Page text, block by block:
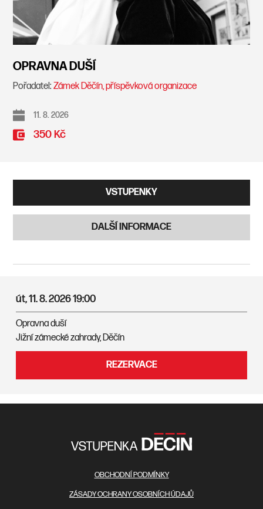
OPRAVNA DUŠÍ
Pořadatel: Zámek Děčín, příspěvková organizace
11. 8. 2026
350 Kč
VSTUPENKY
DALŠÍ INFORMACE
út, 11. 8. 202619:00
Opravna duší
Jižní zámecké zahrady, Děčín
REZERVACE
OBCHODNÍ PODMÍNKY
ZÁSADY OCHRANY OSOBNÍCH ÚDAJŮ